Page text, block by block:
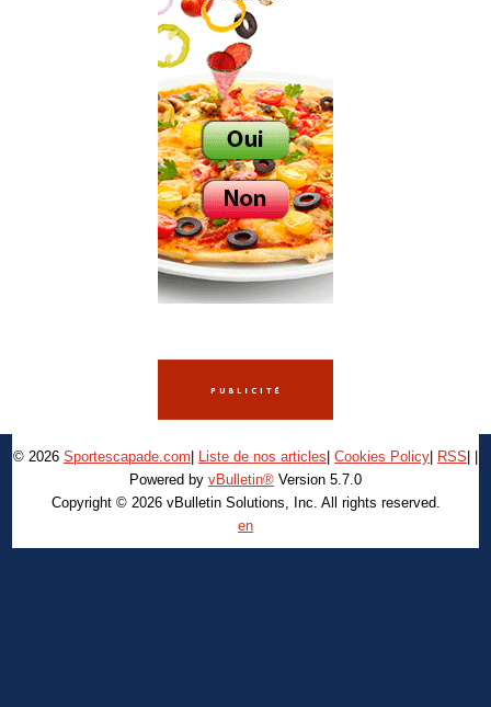
© 2026 Sportescapade.com Liste de nos articles Cookies Policy RSS
Powered by vBulletin® Version 5.7.0
Copyright © 2026 vBulletin Solutions, Inc. All rights reserved.
en